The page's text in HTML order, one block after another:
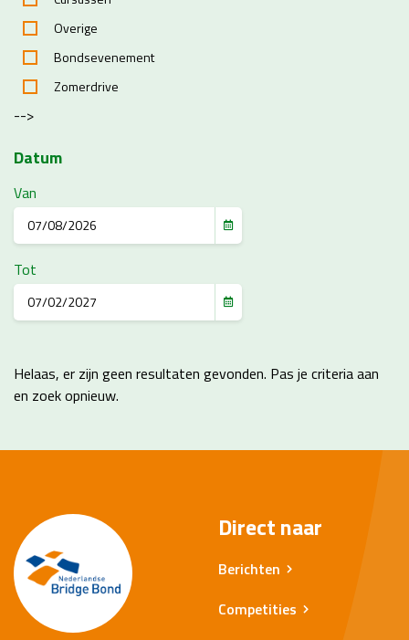
Overige
Bondsevenement
Zomerdrive
-->
Datum
Van
Tot
Helaas, er zijn geen resultaten gevonden. Pas je criteria aan
en zoek opnieuw.
Direct naar
Berichten
Competities